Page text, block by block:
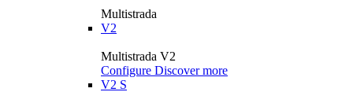
Multistrada
V2
Multistrada V2
Configure Discover more
V2 S